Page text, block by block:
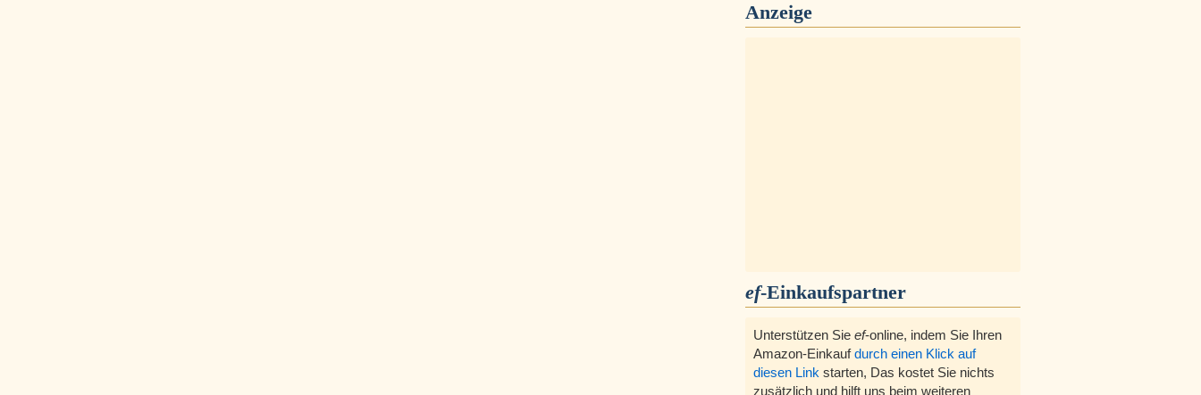
Anzeige
ef-Einkaufspartner
Unterstützen Sie ef-online, indem Sie Ihren
Amazon-Einkaufdurch einen Klick auf
diesen Link starten, Das kostet Sie nichts
zusätzlich und hilft uns beim weiteren